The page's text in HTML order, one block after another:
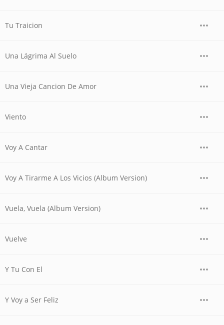
Tu Traicion
Una Lágrima Al Suelo
Una Vieja Cancion De Amor
Viento
Voy A Cantar
Voy A Tirarme A Los Vicios (Album Version)
Vuela, Vuela (Album Version)
Vuelve
Y Tu Con El
Y Voy a Ser Feliz